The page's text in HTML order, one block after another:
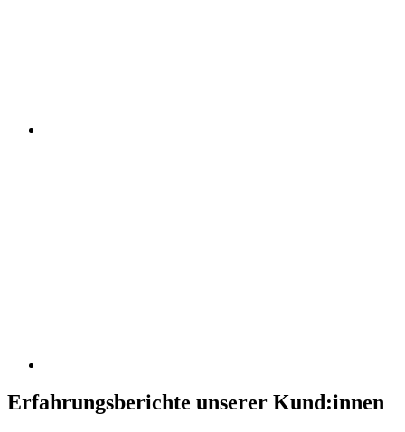
Erfahrungsberichte unserer Kund:innen